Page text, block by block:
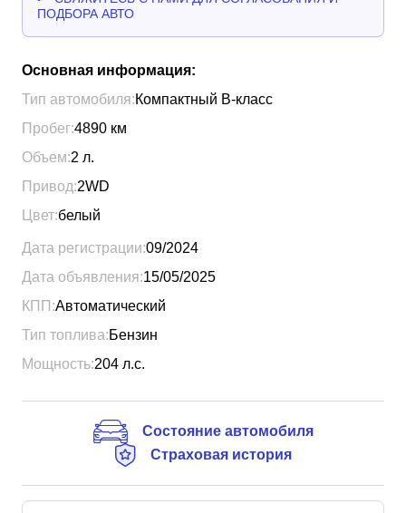
ПОДБОРА АВТО
Основная информация:
Тип автомобиля:Компактный B-класс
Пробег:4890 км
Объем:2 л.
Привод:2WD
Цвет:белый
Дата регистрации:09/2024
Дата объявления:15/05/2025
КПП:Автоматический
Тип топлива:Бензин
Мощность:204 л.с.
Состояние автомобиля
Страховая история